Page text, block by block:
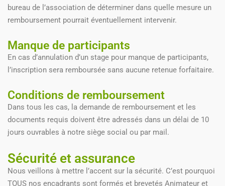
bureau de l’association de déterminer dans quelle mesure un
remboursement pourrait éventuellement intervenir.
Manque de participants
En cas d’annulation d’un stage pour manque de participants,
l’inscription sera remboursée sans aucune retenue forfaitaire.
Conditions de remboursement
Dans tous les cas, la demande de remboursement et les
documents requis doivent être adressés dans un délai de 10
jours ouvrables à notre siège social ou par mail.
Sécurité et assurance
Nous veillons à mettre l’accent sur la sécurité. C’est pourquoi
TOUS nos encadrants sont formés et brevetés Animateur et